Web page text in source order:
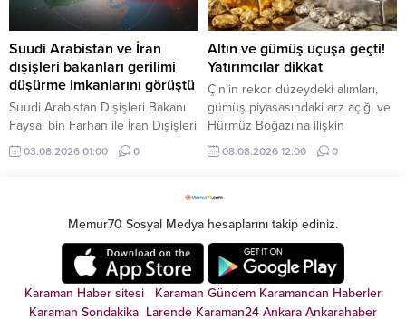
müsabakalarını takip edebiliyor.
Suudi Arabistan ve İran
dışişleri bakanları gerilimi
düşürme imkanlarını görüştü
Suudi Arabistan Dışişleri Bakanı
Faysal bin Farhan ile İran Dışişleri
Bakanı Abbas Erakçi, bölgedeki
gerilimi azaltmaya yönelik
03.08.2026 01:00 0
Altın ve gümüş uçuşa geçti!
Yatırımcılar dikkat
Çin’in rekor düzeydeki alımları,
gümüş piyasasındaki arz açığı ve
Hürmüz Boğazı’na ilişkin
yumuşama sinyalleriyle birlikte
toplam 5 kritik gelişme, değerli
İşte detaylar...
08.08.2026 12:00 0
Memur70 Sosyal Medya hesaplarını takip ediniz.
Karaman Haber sitesi Karaman Gündem Karamandan Haberler
Karaman Sondakika Larende Karaman24 Ankara Ankarahaber